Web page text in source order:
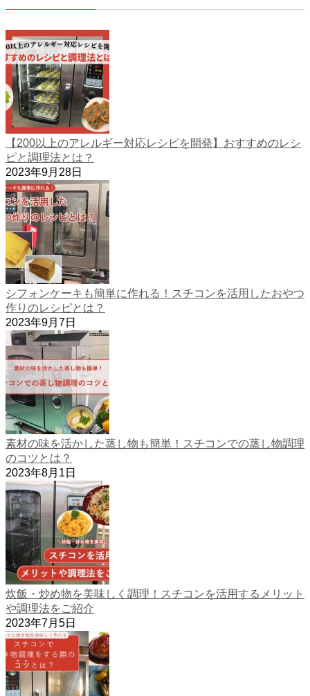
【200以上のアレルギー対応レシピを開発】おすすめのレシ
ピと調理法とは？
2023年9月28日
シフォンケーキも簡単に作れる！スチコンを活用したおやつ
作りのレシピとは？
2023年9月7日
素材の味を活かした蒸し物も簡単！スチコンでの蒸し物調理
のコツとは？
2023年8月1日
炊飯・炒め物を美味しく調理！スチコンを活用するメリット
や調理法をご紹介
2023年7月5日